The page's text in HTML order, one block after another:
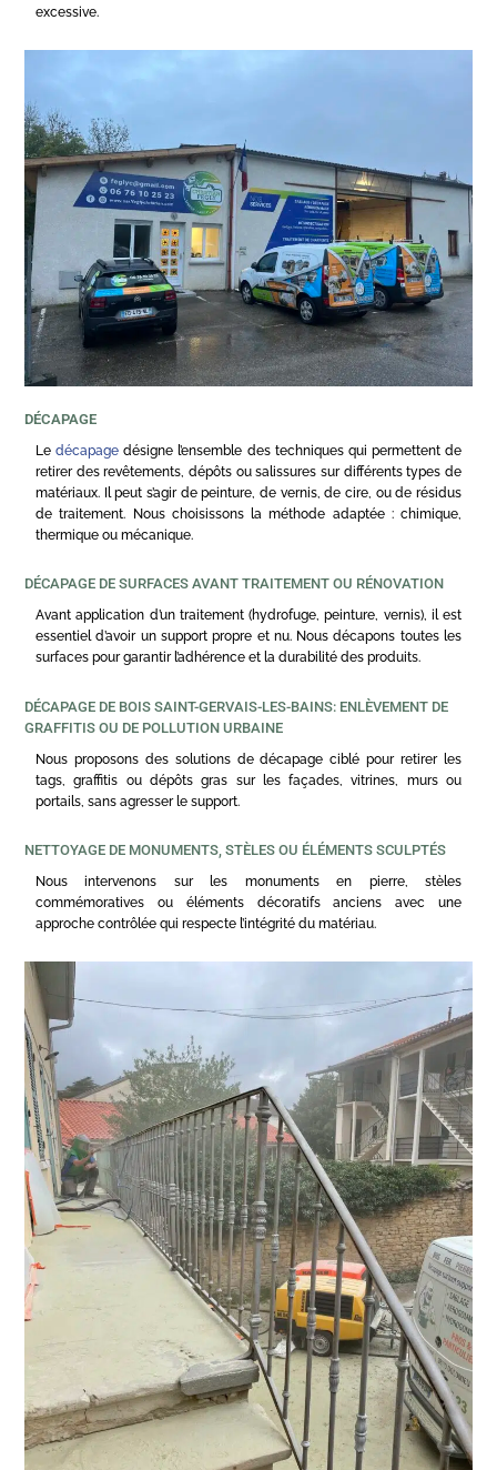
excessive.
DÉCAPAGE
Ledécapage désigne l’ensemble des techniques qui permettent de
retirer des revêtements, dépôts ou salissures sur différents types de
matériaux. Il peut s’agir de peinture, de vernis, de cire, ou de résidus
de traitement. Nous choisissons la méthode adaptée : chimique,
thermique ou mécanique.
DÉCAPAGE DE SURFACES AVANT TRAITEMENT OU RÉNOVATION
Avant application d’un traitement (hydrofuge, peinture, vernis), il est
essentiel d’avoir un support propre et nu. Nous décapons toutes les
surfaces pour garantir l’adhérence et la durabilité des produits.
DÉCAPAGE DE BOIS SAINT-GERVAIS-LES-BAINS: ENLÈVEMENT DE
GRAFFITIS OU DE POLLUTION URBAINE
Nous proposons des solutions de décapage ciblé pour retirer les
tags, graffitis ou dépôts gras sur les façades, vitrines, murs ou
portails, sans agresser le support.
NETTOYAGE DE MONUMENTS, STÈLES OU ÉLÉMENTS SCULPTÉS
Nous intervenons sur les monuments en pierre, stèles
commémoratives ou éléments décoratifs anciens avec une
approche contrôlée qui respecte l’intégrité du matériau.